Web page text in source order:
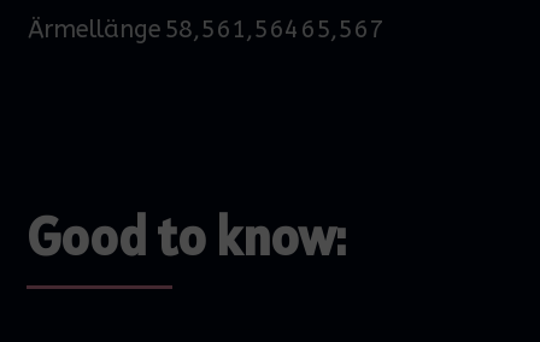
Ärmellänge 58,561,564 65,567
Good to know: